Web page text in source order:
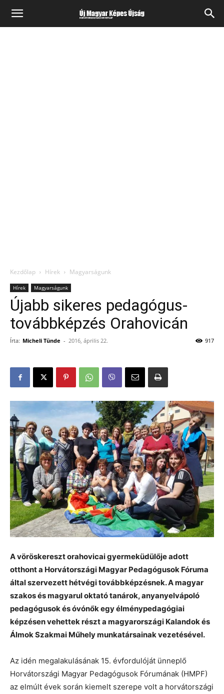
Kezdőlap Hírek Magyarságunk
Hírek Magyarságunk
Újabb sikeres pedagógus-
továbbképzés Orahovicán
Írta: Micheli Tünde - 2016, április 22. 917
A vöröskereszt orahovicai gyermeküdülője adott
otthont a Horvátországi Magyar Pedagógusok Fóruma
által szervezett hétvégi továbbképzésnek. A magyar
szakos és magyarul oktató tanárok, anyanyelvápoló
pedagógusok és óvónők egy élménypedagógiai
képzésen vehettek részt a magyarországi Kalandok és
Álmok Szakmai Műhely munkatársainak vezetésével.
Az idén megalakulásának 15. évfordulóját ünneplő
Horvátországi Magyar Pedagógusok Fórumának (HMPF)
az elmúlt évek során kiemelt szerepe volt a horvátországi